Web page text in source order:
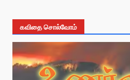
கவிதை சொல்வோம்